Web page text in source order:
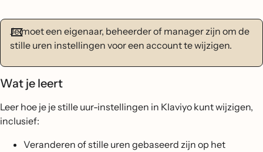
Je moet een eigenaar, beheerder of manager zijn om de
stille uren instellingen voor een account te wijzigen.
Wat je leert
Leer hoe je je stille uur-instellingen in Klaviyo kunt wijzigen,
inclusief:
Veranderen of stille uren gebaseerd zijn op het